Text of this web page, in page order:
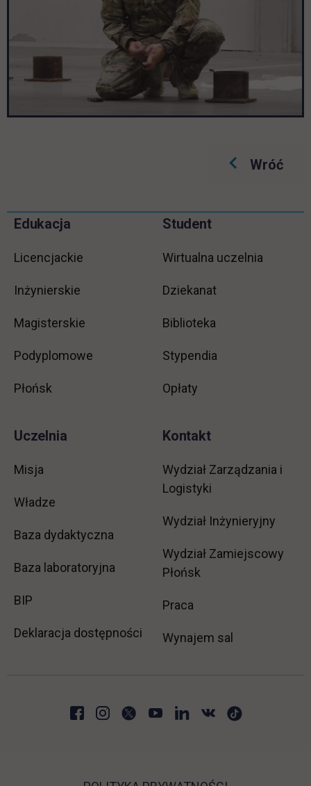
Wróć
Pomiń
Informacje w stopce
Edukacja
Licencjackie
Inżynierskie
Magisterskie
Podyplomowe
Płońsk
Student
Wirtualna uczelnia
Dziekanat
Biblioteka
Stypendia
Opłaty
Uczelnia
Misja
Władze
Baza dydaktyczna
Baza laboratoryjna
BIP link otwiera się w nowej karcie
Deklaracja dostępności
Kontakt
Wydział Zarządzania i
Logistyki
Wydział Inżynieryjny
Wydział Zamiejscowy
Płońsk
Praca
Wynajem sal